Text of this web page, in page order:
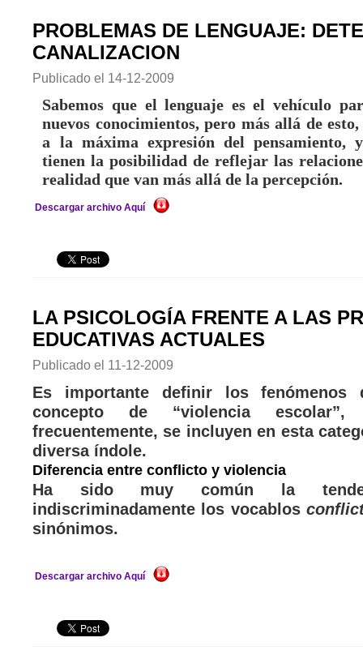
PROBLEMAS DE LENGUAJE:
CANALIZACION
Publicado el 14-12-2009
Sabemos que el lenguaje es el vehículo
nuevos conocimientos, pero más allá de
a la máxima expresión del pensamiento,
tienen la posibilidad de reflejar las
realidad que van más allá de la percepción.
Descargar archivo Aquí
LA PSICOLOGÍA FRENTE A LAS
EDUCATIVAS ACTUALES
Publicado el 11-12-2009
Es importante definir los fenómenos
concepto de “violencia
frecuentemente, se incluyen en esta
diversa índole.
Diferencia entre conflicto y violencia
Ha sido muy común la
indiscriminadamente los vocablos
sinónimos.
Descargar archivo Aquí